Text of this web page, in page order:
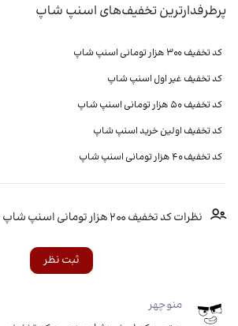
پرطرفدارترین تخفیف‌های اسنپ شاپ
کد تخفیف 300 هزار تومانی اسنپ شاپ
کد تخفیف غیر اول اسنپ شاپ
کد تخفیف ۵۰ هزار تومانی اسنپ شاپ
کد تخفیف اولین خرید اسنپ شاپ
کد تخفیف ۴۰ هزار تومانی اسنپ شاپ
نظرات کد تخفیف ۲۰۰ هزار تومانی اسنپ شاپ
ثبت نظر
منوچهر